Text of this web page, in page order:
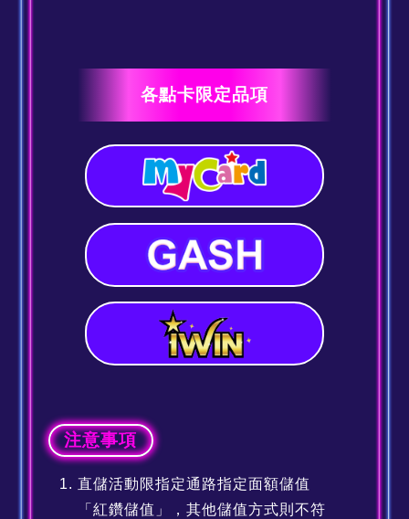
各點卡限定品項
注意事項
直儲活動限指定通路指定面額儲值
「紅鑽儲值」，其他儲值方式則不符